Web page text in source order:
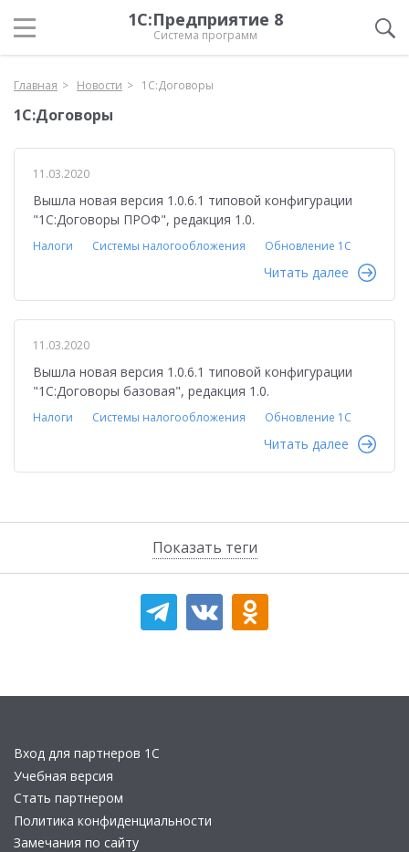
1С:Предприятие 8
Система программ
Главная Новости 1С:Договоры
1С:Договоры
Показать теги
11.03.2020
Вышла новая версия 1.0.6.1 типовой конфигурации
"1С:Договоры ПРОФ", редакция 1.0.
Налоги Системы налогообложения Обновление 1С
Читать далее
11.03.2020
Вышла новая версия 1.0.6.1 типовой конфигурации
"1С:Договоры базовая", редакция 1.0.
Налоги Системы налогообложения Обновление 1С
Читать далее
Вход для партнеров 1С
Учебная версия
Стать партнером
Политика конфиденциальности
Замечания по сайту